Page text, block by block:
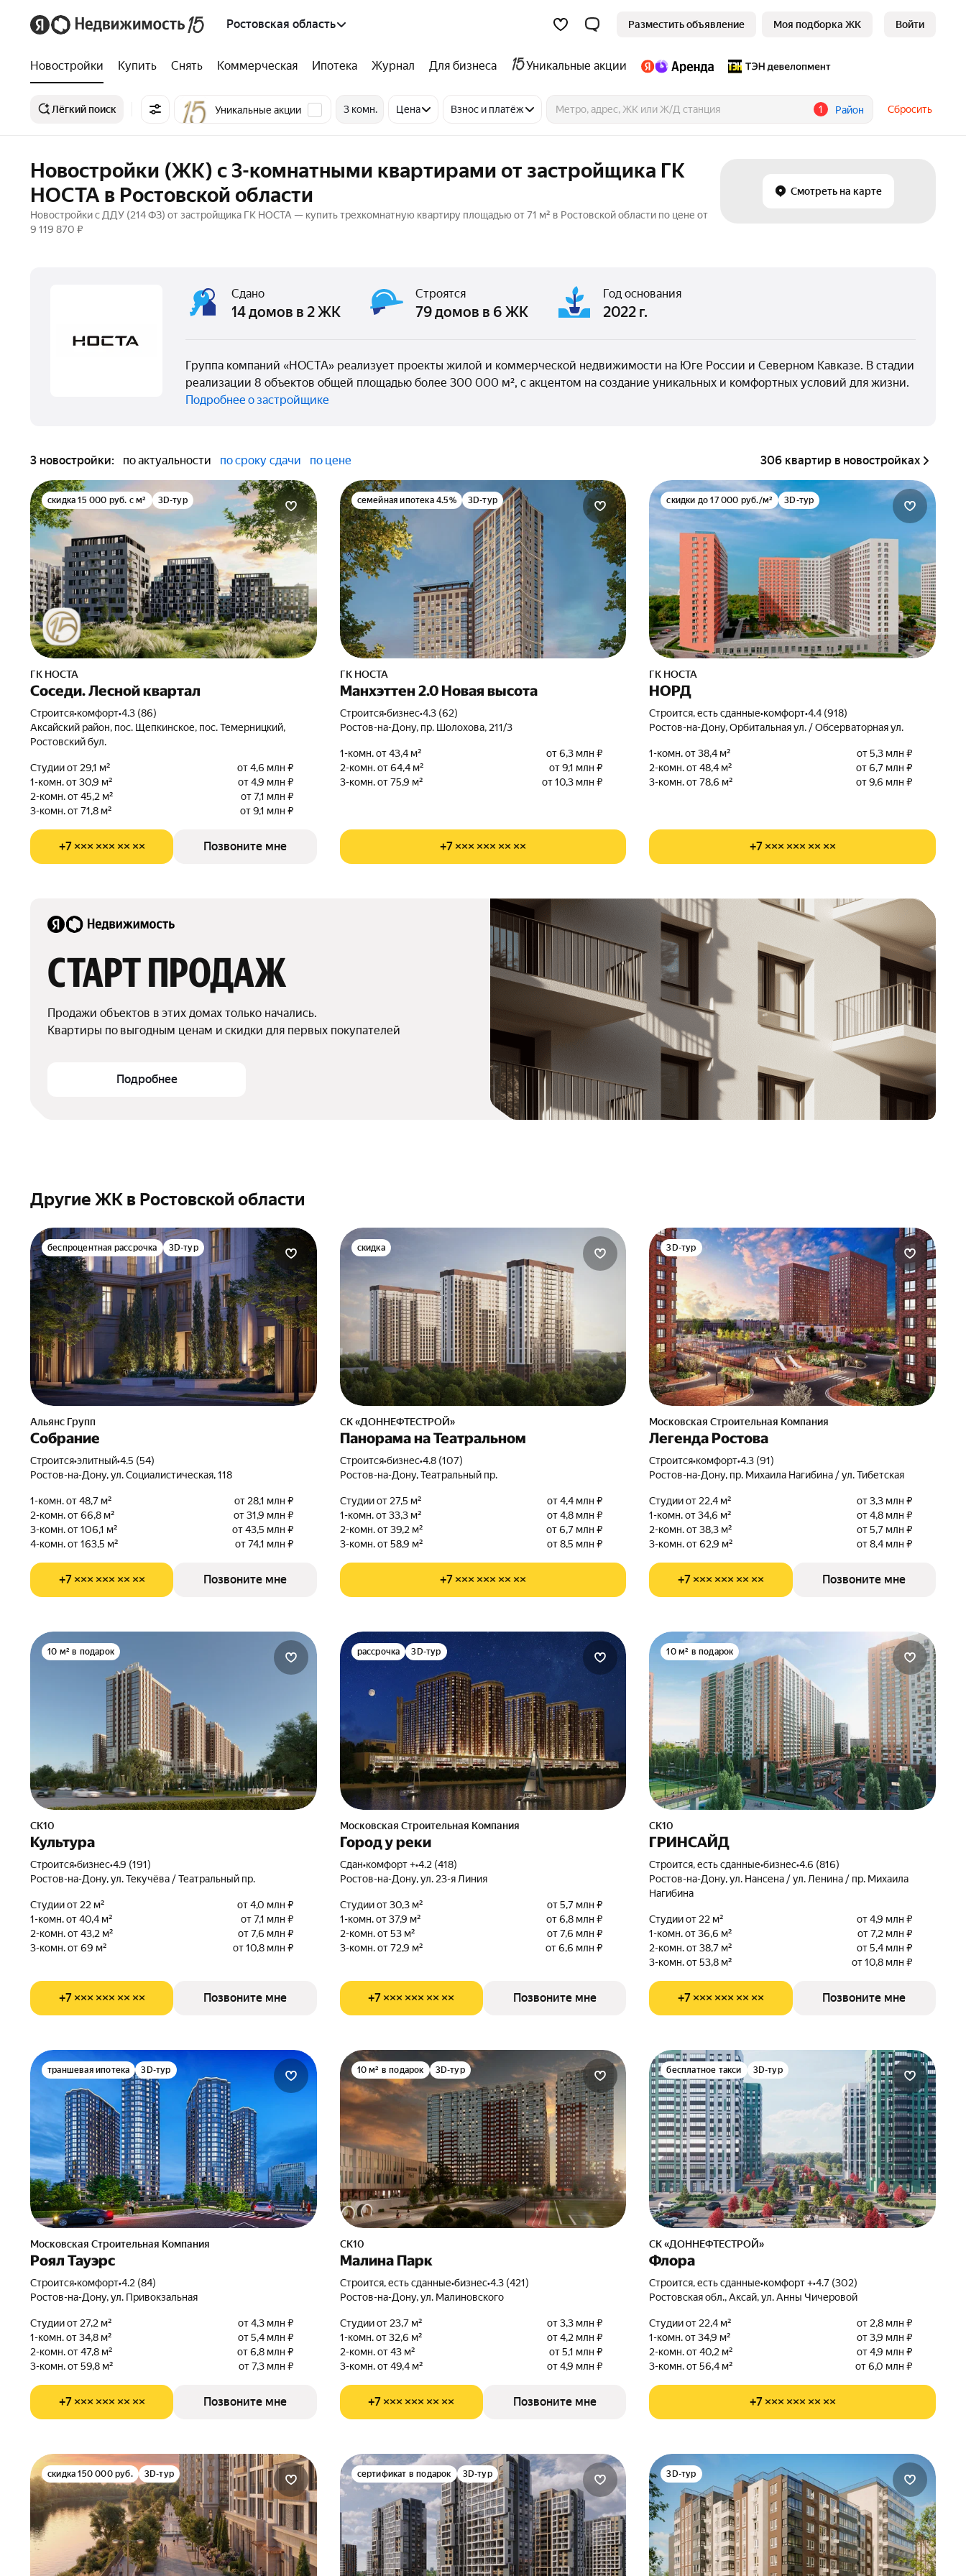
Ростовская область Разместить объявление Моя подборка ЖК Войти
Новостройки Купить Снять Коммерческая Ипотека Журнал Для бизнеса Уникальные акции
Лёгкий поиск Уникальные акции 3 комн. Цена Взнос и платёж 1 Район Сбросить
Новостройки (ЖК) с 3-комнатными квартирами от застройщика ГК
НОСТА в Ростовской области
Новостройки с ДДУ (214 ФЗ) от застройщика ГК НОСТА — купить трехкомнатную квартиру площадью от 71 м² в Ростовской области по цене от
9 119 870 ₽
Смотреть на карте
Сдано
14 домов в 2 ЖК
Строятся
79 домов в 6 ЖК
Год основания
2022 г.
Группа компаний «НОСТА» реализует проекты жилой и коммерческой недвижимости на Юге России и Северном Кавказе. В стадии
реализации 8 объектов общей площадью более 300 000 м², с акцентом на создание уникальных и комфортных условий для жизни.
Подробнее о застройщике
3 новостройки: по актуальности по сроку сдачи по цене 306 квартир в новостройках
скидка 15 000 руб. с м² 3D-тур
ГК НОСТА
Соседи. Лесной квартал
Строится•комфорт•4.3 (86)
Аксайский район, пос. Щепкинское, пос. Темерницкий,
Ростовский бул.
Студии от 29,1 м²
от 4,6 млн ₽
1-комн. от 30,9 м²
от 4,9 млн ₽
2-комн. от 45,2 м²
от 7,1 млн ₽
3-комн. от 71,8 м²
от 9,1 млн ₽
+7 ××× ××× ×× ×× Позвоните мне
семейная ипотека 4.5% 3D-тур
ГК НОСТА
Манхэттен 2.0 Новая высота
Строится•бизнес•4.3 (62)
Ростов-на-Дону, пр. Шолохова, 211/3
1-комн. от 43,4 м²
от 6,3 млн ₽
2-комн. от 64,4 м²
от 9,1 млн ₽
3-комн. от 75,9 м²
от 10,3 млн ₽
+7 ××× ××× ×× ××
скидки до 17 000 руб./м² 3D-тур
ГК НОСТА
НОРД
Строится, есть сданные•комфорт•4.4 (918)
Ростов-на-Дону, Орбитальная ул. / Обсерваторная ул.
1-комн. от 38,4 м²
от 5,3 млн ₽
2-комн. от 48,4 м²
от 6,7 млн ₽
3-комн. от 78,6 м²
от 9,6 млн ₽
+7 ××× ××× ×× ××
СТАРТ ПРОДАЖ
Продажи объектов в этих домах только начались.
Квартиры по выгодным ценам и скидки для первых покупателей
Подробнее
Другие ЖК в Ростовской области
беспроцентная рассрочка 3D-тур
Альянс Групп
Собрание
Строится•элитный•4.5 (54)
Ростов-на-Дону, ул. Социалистическая, 118
1-комн. от 48,7 м²
от 28,1 млн ₽
2-комн. от 66,8 м²
от 31,9 млн ₽
3-комн. от 106,1 м²
от 43,5 млн ₽
4-комн. от 163,5 м²
от 74,1 млн ₽
+7 ××× ××× ×× ×× Позвоните мне
скидка
СК «ДОННЕФТЕСТРОЙ»
Панорама на Театральном
Строится•бизнес•4.8 (107)
Ростов-на-Дону, Театральный пр.
Студии от 27,5 м²
от 4,4 млн ₽
1-комн. от 33,3 м²
от 4,8 млн ₽
2-комн. от 39,2 м²
от 6,7 млн ₽
3-комн. от 58,9 м²
от 8,5 млн ₽
+7 ××× ××× ×× ××
3D-тур
Московская Строительная Компания
Легенда Ростова
Строится•комфорт•4.3 (91)
Ростов-на-Дону, пр. Михаила Нагибина / ул. Тибетская
Студии от 22,4 м²
от 3,3 млн ₽
1-комн. от 34,6 м²
от 4,8 млн ₽
2-комн. от 38,3 м²
от 5,7 млн ₽
3-комн. от 62,9 м²
от 8,4 млн ₽
+7 ××× ××× ×× ×× Позвоните мне
10 м² в подарок
СК10
Культура
Строится•бизнес•4.9 (191)
Ростов-на-Дону, ул. Текучёва / Театральный пр.
Студии от 22 м²
от 4,0 млн ₽
1-комн. от 40,4 м²
от 7,1 млн ₽
2-комн. от 43,2 м²
от 7,6 млн ₽
3-комн. от 69 м²
от 10,8 млн ₽
+7 ××× ××× ×× ×× Позвоните мне
рассрочка 3D-тур
Московская Строительная Компания
Город у реки
Сдан•комфорт +•4.2 (418)
Ростов-на-Дону, ул. 23-я Линия
Студии от 30,3 м²
от 5,7 млн ₽
1-комн. от 37,9 м²
от 6,8 млн ₽
2-комн. от 53 м²
от 7,6 млн ₽
3-комн. от 72,9 м²
от 6,6 млн ₽
+7 ××× ××× ×× ×× Позвоните мне
10 м² в подарок
СК10
ГРИНСАЙД
Строится, есть сданные•бизнес•4.6 (816)
Ростов-на-Дону, ул. Нансена / ул. Ленина / пр. Михаила
Нагибина
Студии от 22 м²
от 4,9 млн ₽
1-комн. от 36,6 м²
от 7,2 млн ₽
2-комн. от 38,7 м²
от 5,4 млн ₽
3-комн. от 53,8 м²
от 10,8 млн ₽
+7 ××× ××× ×× ×× Позвоните мне
траншевая ипотека 3D-тур
Московская Строительная Компания
Роял Тауэрс
Строится•комфорт•4.2 (84)
Ростов-на-Дону, ул. Привокзальная
Студии от 27,2 м²
от 4,3 млн ₽
1-комн. от 34,8 м²
от 5,4 млн ₽
2-комн. от 47,8 м²
от 6,8 млн ₽
3-комн. от 59,8 м²
от 7,3 млн ₽
+7 ××× ××× ×× ×× Позвоните мне
10 м² в подарок 3D-тур
СК10
Малина Парк
Строится, есть сданные•бизнес•4.3 (421)
Ростов-на-Дону, ул. Малиновского
Студии от 23,7 м²
от 3,3 млн ₽
1-комн. от 32,6 м²
от 4,2 млн ₽
2-комн. от 43 м²
от 5,1 млн ₽
3-комн. от 49,4 м²
от 4,9 млн ₽
+7 ××× ××× ×× ×× Позвоните мне
бесплатное такси 3D-тур
СК «ДОННЕФТЕСТРОЙ»
Флора
Строится, есть сданные•комфорт +•4.7 (302)
Ростовская обл., Аксай, ул. Анны Чичеровой
Студии от 22,4 м²
от 2,8 млн ₽
1-комн. от 34,9 м²
от 3,9 млн ₽
2-комн. от 40,2 м²
от 4,9 млн ₽
3-комн. от 56,4 м²
от 6,0 млн ₽
+7 ××× ××× ×× ××
скидка 150 000 руб. 3D-тур сертификат в подарок 3D-тур 3D-тур